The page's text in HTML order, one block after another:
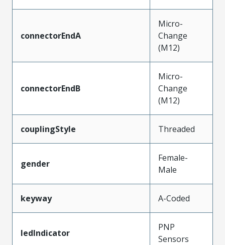
connectorEndA
Micro-
Change
(M12)
connectorEndB
Micro-
Change
(M12)
couplingStyle Threaded
gender
Female-
Male
keyway A-Coded
ledIndicator
PNP
Sensors